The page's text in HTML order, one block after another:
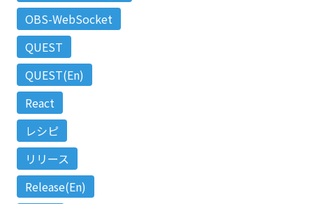
OBS-WebSocket
QUEST
QUEST(En)
React
レシピ
リリース
Release(En)